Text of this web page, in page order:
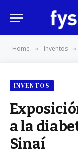
Home » Inventos »
INVENTOS
a la
Sinaí